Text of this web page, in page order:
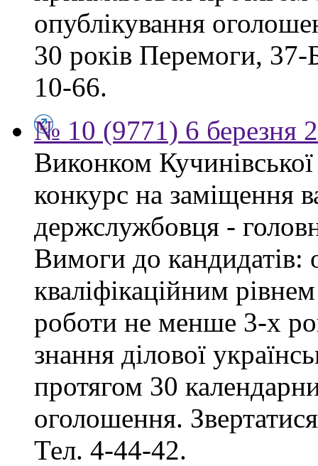
опублікування
30 років Перемоги,
10-66.
№ 10 (9771) 6 березня
Виконком
конкурс на заміщення
держслужбовця -
Вимоги до кандидатів:
кваліфікаційним
роботи не менше 3-х
знання ділової
протягом 30
оголошення.
Тел. 4-44-42.